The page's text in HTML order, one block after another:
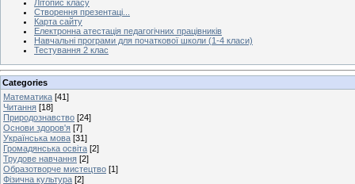
Літопис класу
Створення презентаці...
Карта сайту
Електронна атестація педагогічних працівників
Навчальні програми для початкової школи (1-4 класи)
Тестування 2 клас
Categories
Математика [41]
Читання [18]
Природознавство [24]
Основи здоров'я [7]
Українська мова [31]
Громадянська освіта [2]
Трудове навчання [2]
Образотворче мистецтво [1]
Фізична культура [2]